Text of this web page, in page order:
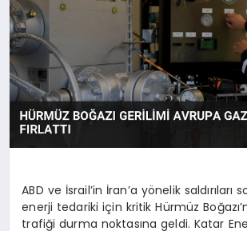
DÜNYA
YAŞAM
ABD ve İsrail’in İran’a yönelik saldırıları
enerji tedariki için kritik Hürmüz
trafiği durma noktasına geldi. Katar